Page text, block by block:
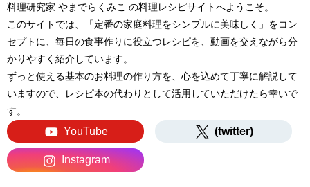
料理研究家 やまでらくみこ の料理レシピサイトへようこそ。
このサイトでは、「定番の家庭料理をシンプルに美味しく」をコン
セプトに、毎日の食事作りに役立つレシピを、動画を交えながら分
かりやすく紹介しています。
ずっと使える基本のお料理の作り方を、心を込めて丁寧に解説して
いますので、レシピ本の代わりとして活用していただけたら幸いで
す。
YouTube (twitter)
Instagram